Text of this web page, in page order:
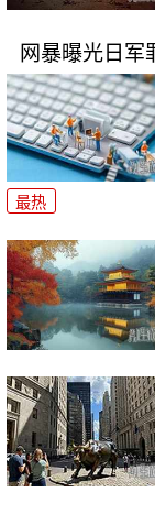
网暴曝光日军
最热